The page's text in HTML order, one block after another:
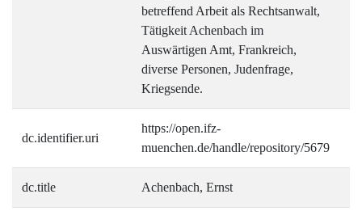
betreffend Arbeit als Rechtsanwalt,
Tätigkeit Achenbach im
Auswärtigen Amt, Frankreich,
diverse Personen, Judenfrage,
Kriegsende.
dc.identifier.uri
https://open.ifz-
muenchen.de/handle/repository/5679
dc.title Achenbach, Ernst